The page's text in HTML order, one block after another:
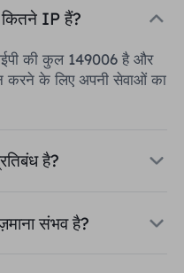
IP हैं?
की कुल 149006 है और
करने के लिए अपनी सेवाओं का
है?
संभव है?